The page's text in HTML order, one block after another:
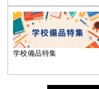
学校備品特集